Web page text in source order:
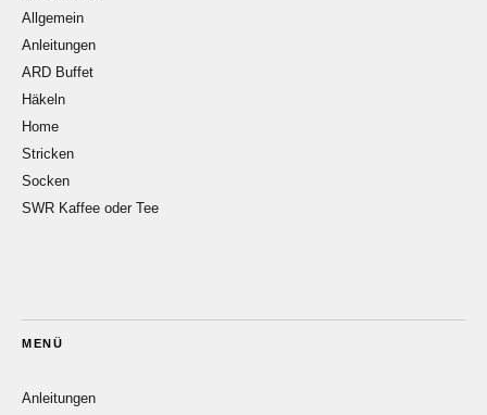
Allgemein
Anleitungen
ARD Buffet
Häkeln
Home
Stricken
Socken
SWR Kaffee oder Tee
MENÜ
Anleitungen